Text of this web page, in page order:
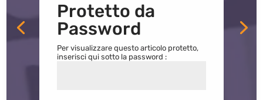
Protetto da
Password
Per visualizzare questo articolo protetto,
inserisci qui sotto la password :